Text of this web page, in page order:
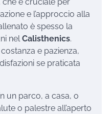
e l’approccio alla
è spesso la
nelCalisthenics.
e pazienza,
se praticata
un parco, a casa, o
o palestre all’aperto